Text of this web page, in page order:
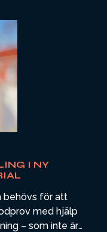
I NY
behövs för att
med hjälp
– som inte är